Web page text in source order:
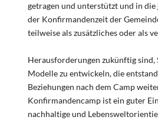
getragen und unterstützt und in
der Konfirmandenzeit der
teilweise als zusätzliches oder als
Herausforderungen zukünftig sind,
Modelle zu entwickeln, die
Beziehungen nach dem Camp
Konfirmandencamp ist ein guter
nachhaltige und